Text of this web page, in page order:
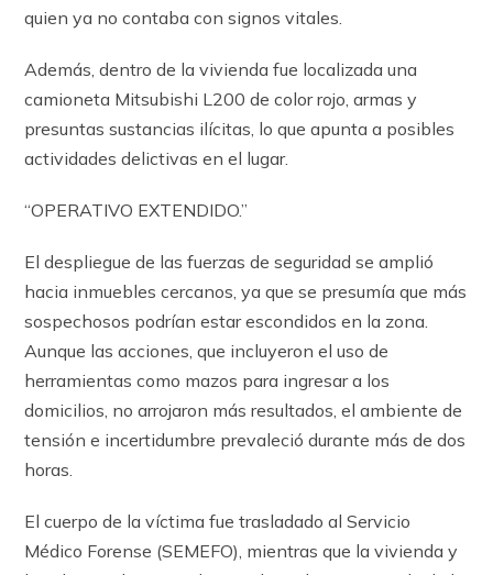
quien ya no contaba con signos vitales.
Además, dentro de la vivienda fue localizada una
camioneta Mitsubishi L200 de color rojo, armas y
presuntas sustancias ilícitas, lo que apunta a posibles
actividades delictivas en el lugar.
“OPERATIVO EXTENDIDO.”
El despliegue de las fuerzas de seguridad se amplió
hacia inmuebles cercanos, ya que se presumía que más
sospechosos podrían estar escondidos en la zona.
Aunque las acciones, que incluyeron el uso de
herramientas como mazos para ingresar a los
domicilios, no arrojaron más resultados, el ambiente de
tensión e incertidumbre prevaleció durante más de dos
horas.
El cuerpo de la víctima fue trasladado al Servicio
Médico Forense (SEMEFO), mientras que la vivienda y